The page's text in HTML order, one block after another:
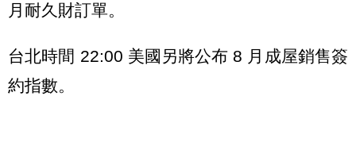
月耐久財訂單。
台北時間 22:00 美國另將公布 8 月成屋銷售簽
約指數。